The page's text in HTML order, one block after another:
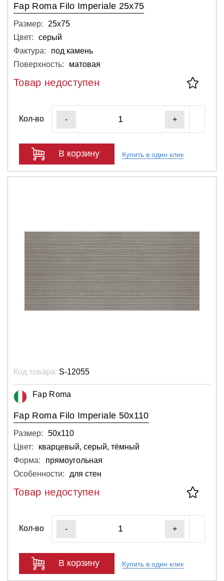
Fap Roma Filo Imperiale 25x75
Размер:
25х75
Цвет:
серый
Фактура:
под камень
Поверхность:
матовая
Товар недоступен
Кол-во - +
В корзину Купить в один клик
Код товара: S-12055
Fap Roma
Fap Roma Filo Imperiale 50x110
Размер:
50х110
Цвет:
кварцевый, серый, тёмный
Форма:
прямоугольная
Особенности:
для стен
Товар недоступен
Кол-во - +
В корзину Купить в один клик